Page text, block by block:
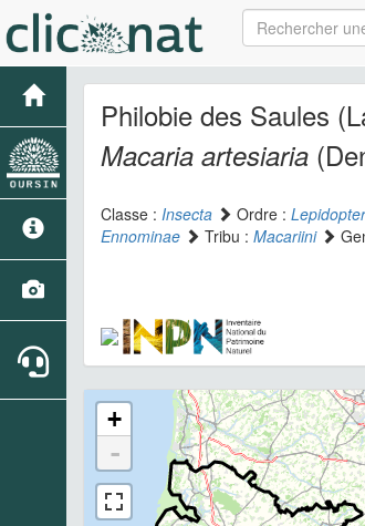
Philobie des Saules
Macaria artesiaria
Classe : Insecta Ordre :
Ennominae
Tribu : Macariini
+
-